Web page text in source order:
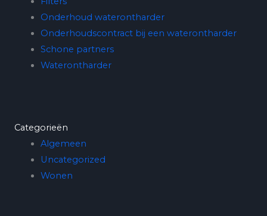
Onderhoud waterontharder
Onderhoudscontract bij een waterontharder
Schone partners
Waterontharder
Categorieën
Algemeen
Uncategorized
Wonen